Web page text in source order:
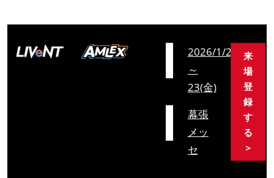
2026/1/21(水)
～
23(金)
幕張
メッ
セ
来
場
登
録
す
る
＞